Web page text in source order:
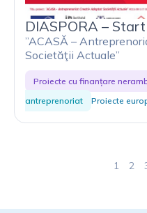
DIASPORA –
”ACASĂ –
Societăţii Actuale”
Proiecte cu finanțare
antreprenoriat
Proiecte
1 2